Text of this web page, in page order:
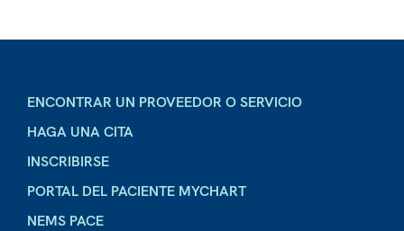
ENCONTRAR UN PROVEEDOR O SERVICIO
HAGA UNA CITA
INSCRIBIRSE
PORTAL DEL PACIENTE MYCHART
NEMS PACE